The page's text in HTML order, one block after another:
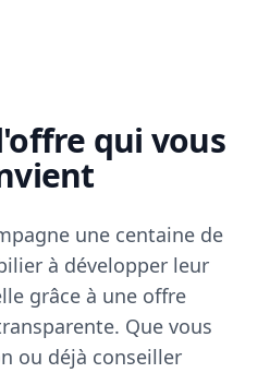
qui vous
une centaine de
à développer leur
grâce à une offre
Que vous
ou déjà conseiller